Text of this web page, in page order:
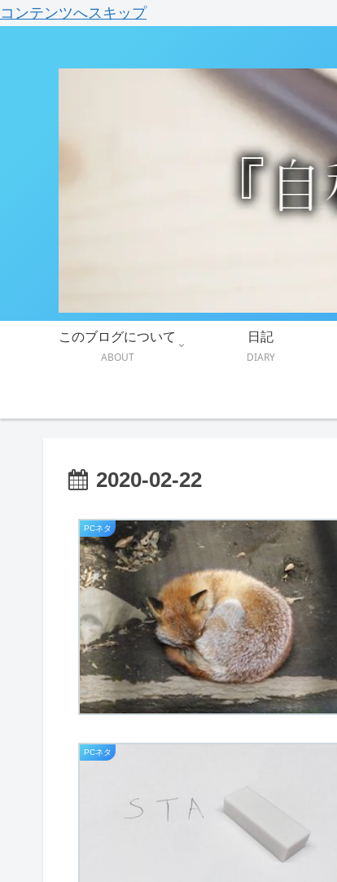
コンテンツへスキップ
このブログについて
ABOUT
日記
DIARY
2020-02-22
PCネタ
PCネタ